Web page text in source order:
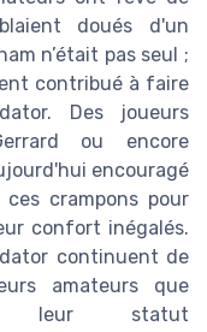
doués d'un
n’était pas seul ;
contribué à faire
Des joueurs
ou encore
encouragé
crampons pour
confort inégalés.
continuent de
amateurs que
leur statut